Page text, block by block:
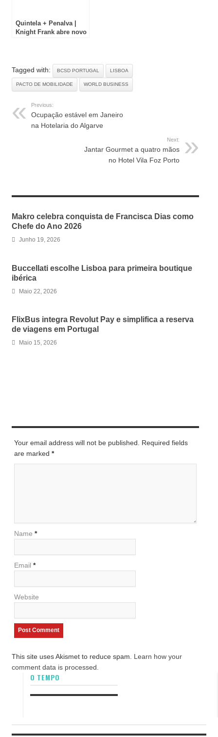
Quintela + Penalva |
Knight Frank abre novo
Tagged with: BCSD PORTUGAL LISBOA
PACTO DE MOBILIDADE WORLD BUSINESS
Previous:
Ocupação estável em Janeiro
na Hotelaria do Algarve
Next:
Jantar Gourmet a quatro mãos
no Hotel Vila Foz Porto
Makro celebra conquista de Francisca Dias como
Chefe do Ano 2026
Junho 19, 2026
Buccellati escolhe Lisboa para primeira boutique
ibérica
Maio 22, 2026
FlixBus integra Revolut Pay e simplifica a reserva
de viagens em Portugal
Maio 15, 2026
Your email address will not be published. Required fields
are marked *
Name *
Email *
Website
This site uses Akismet to reduce spam. Learn how your
comment data is processed.
O TEMPO